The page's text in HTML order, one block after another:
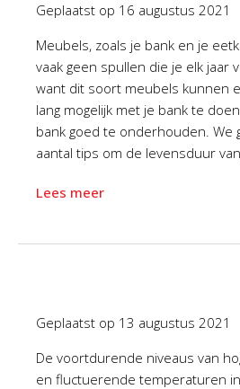
Geplaatst op 16 augustus 2021
Meubels, zoals je bank en je
vaak geen spullen die je elk jaar
want dit soort meubels kunnen
lang mogelijk met je bank te
bank goed te onderhouden. We
aantal tips om de levensduur
Lees meer
Geplaatst op 13 augustus 2021
De voortdurende niveaus van
en fluctuerende temperaturen